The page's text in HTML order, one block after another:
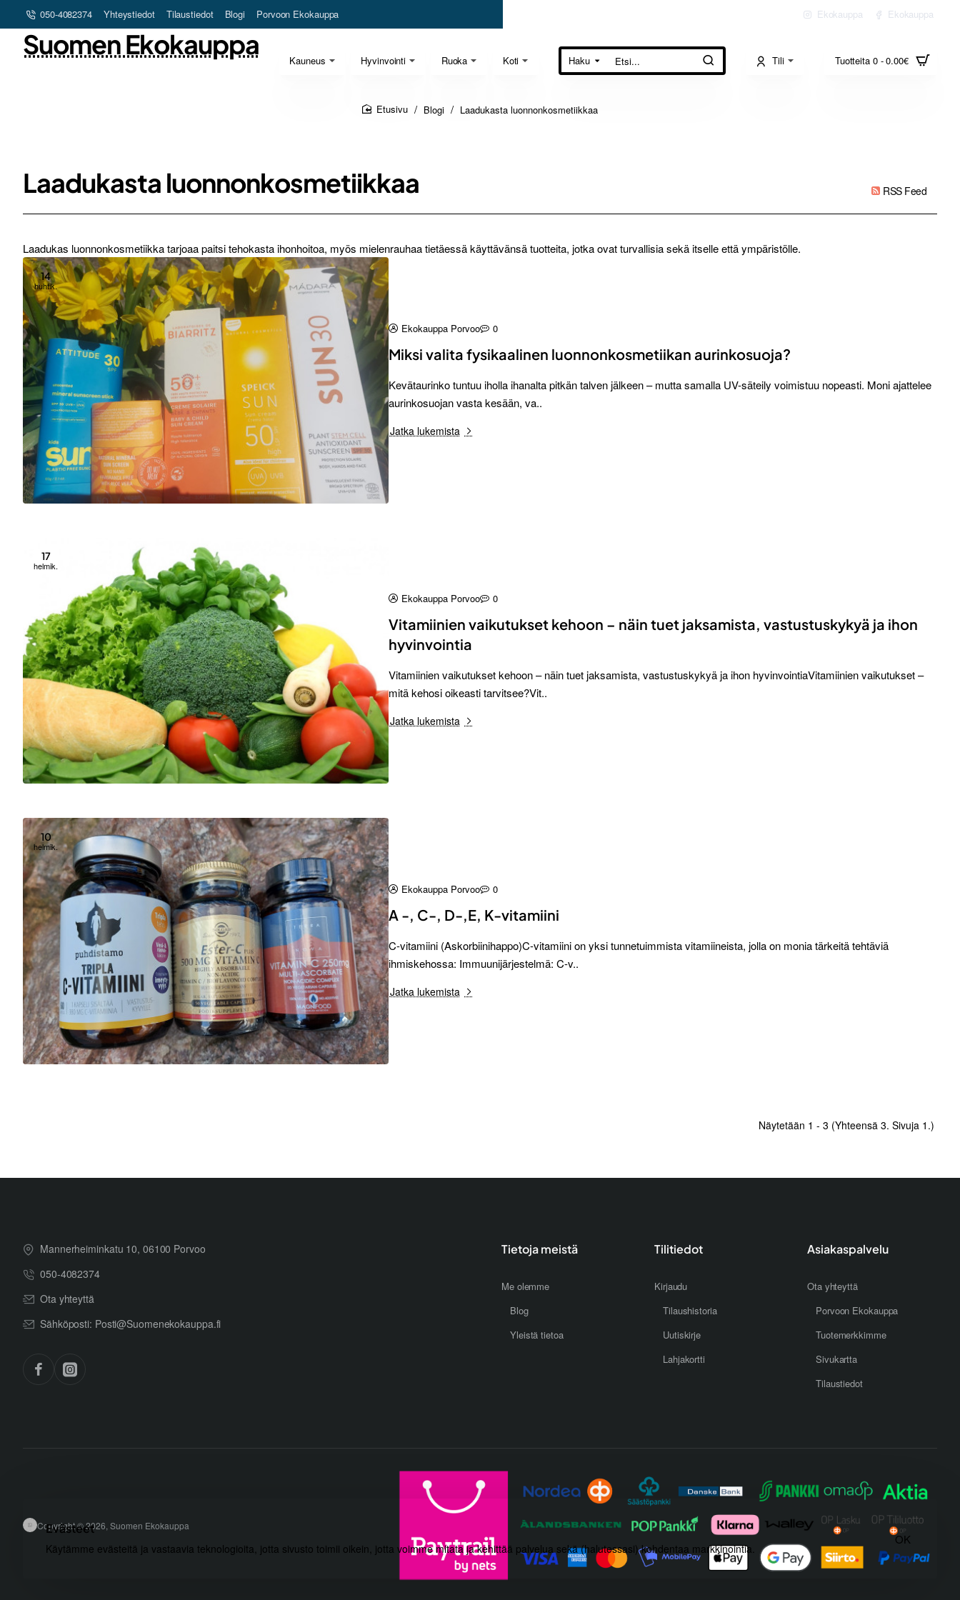
Evästeet
Käytämme evästeitä ja vastaavia teknologioita, jotta sivusto toimii oikein, jotta voimme mitata ja kehittää palvelua sekä (halutessasi) kohdentaa markkinointia.
OK
050-4082374 Yhteystiedot Tilaustiedot Blogi Porvoon Ekokauppa Ekokauppa Ekokauppa
Kauneus Hyvinvointi Ruoka Koti
Suomen Ekokauppa
Haku
Etsi... Tili Tuotteita 0 - 0.00€
Blogi Laadukasta luonnonkosmetiikkaa
Laadukasta luonnonkosmetiikkaa RSS Feed
Laadukas luonnonkosmetiikka tarjoaa paitsi tehokasta ihonhoitoa, myös mielenrauhaa tietäessä käyttävänsä tuotteita, jotka ovat turvallisia sekä itselle että ympäristölle.
14
huhtik.
Ekokauppa Porvoo 0
Miksi valita fysikaalinen luonnonkosmetiikan aurinkosuoja?
Kevätaurinko tuntuu iholla ihanalta pitkän talven jälkeen – mutta samalla UV-säteily voimistuu nopeasti. Moni ajattelee
aurinkosuojan vasta kesään, va..
Jatka lukemista
17
helmik.
Ekokauppa Porvoo 0
Vitamiinien vaikutukset kehoon – näin tuet jaksamista, vastustuskykyä ja ihon
hyvinvointia
Vitamiinien vaikutukset kehoon – näin tuet jaksamista, vastustuskykyä ja ihon hyvinvointiaVitamiinien vaikutukset –
mitä kehosi oikeasti tarvitsee?Vit..
Jatka lukemista
10
helmik.
Ekokauppa Porvoo 0
A -, C-, D-,E, K-vitamiini
C-vitamiini (Askorbiinihappo)C-vitamiini on yksi tunnetuimmista vitamiineista, jolla on monia tärkeitä tehtäviä
ihmiskehossa: Immuunijärjestelmä: C-v..
Jatka lukemista
Näytetään 1 - 3 (Yhteensä 3. Sivuja 1.)
Mannerheiminkatu 10, 06100 Porvoo
050-4082374
Ota yhteyttä
Sähköposti: Posti@Suomenekokauppa.fi
Tietoja meistä
Me olemme
Blog
Yleistä tietoa
Tilitiedot
Kirjaudu
Tilaushistoria
Uutiskirje
Lahjakortti
Asiakaspalvelu
Ota yhteyttä
Porvoon Ekokauppa
Tuotemerkkimme
Sivukartta
Tilaustiedot
Copyright © 2026, Suomen Ekokauppa